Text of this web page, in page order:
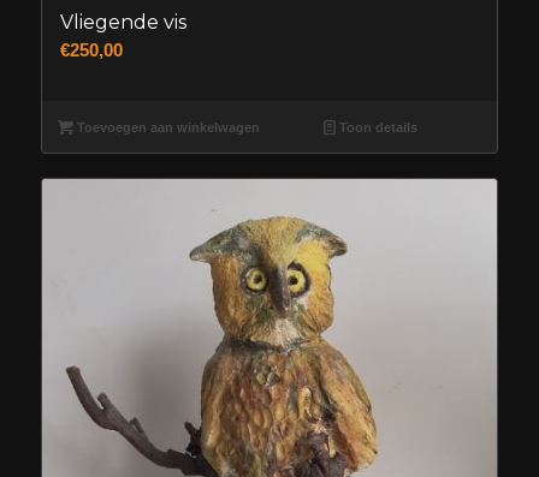
Vliegende vis
€250,00
Toevoegen aan winkelwagen Toon details